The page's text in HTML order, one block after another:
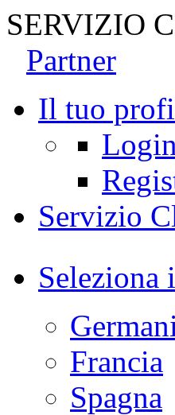
SERVIZIO
Partner
Il tuo
Login
Servizio
Seleziona
Francia
Spagna